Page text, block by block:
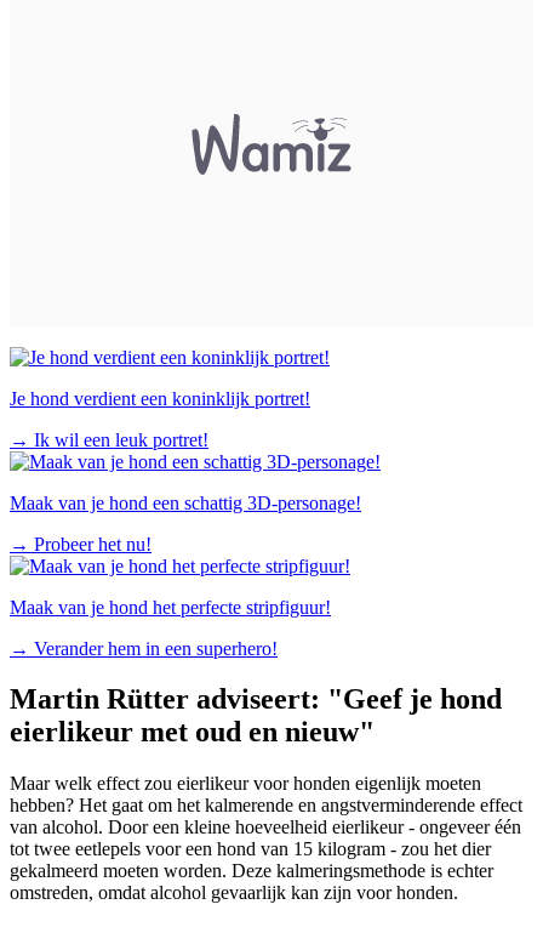
Je hond verdient een koninklijk portret!
→ Ik wil een leuk portret!
Maak van je hond een schattig 3D-personage!
→ Probeer het nu!
Maak van je hond het perfecte stripfiguur!
→ Verander hem in een superhero!
Martin Rütter adviseert: "Geef je hond
eierlikeur met oud en nieuw"
Maar welk effect zou eierlikeur voor honden eigenlijk moeten
hebben? Het gaat om het kalmerende en angstverminderende effect
van alcohol. Door een kleine hoeveelheid eierlikeur - ongeveer één
tot twee eetlepels voor een hond van 15 kilogram - zou het dier
gekalmeerd moeten worden. Deze kalmeringsmethode is echter
omstreden, omdat alcohol gevaarlijk kan zijn voor honden.